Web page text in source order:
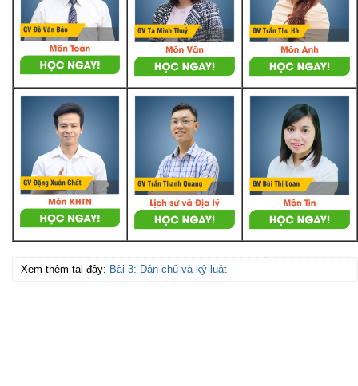
Xem thêm tại đây: Bài 3: Dân chủ và kỷ luật